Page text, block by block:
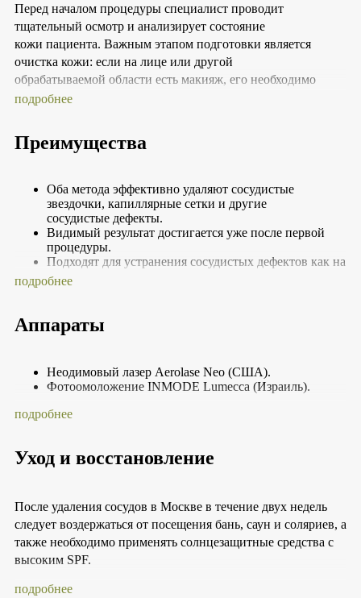
Перед началом процедуры специалист проводит
тщательный осмотр и анализирует состояние
кожи пациента. Важным этапом подготовки является
очистка кожи: если на лице или другой
обрабатываемой области есть макияж, его необходимо
смыть. Затем кожу обрабатывают антисептическим
Длительность процедуры зависит от размера и количества
минут. После выполнения манипуляции на коже может
появиться легкое покраснение или отечность, которые
обычно проходят в течение нескольких дней. Необходимо
ограничить воздействие ультрафиолетовых лучей и
применять солнцезащитные средства для защиты
обработанных участков.
подробнее
Преимущества
Оба метода эффективно удаляют сосудистые
звездочки, капиллярные сетки и другие
сосудистые дефекты.
Видимый результат достигается уже после первой
процедуры.
Подходят для устранения сосудистых дефектов как на
лице, шее, декольте, так и на
патологий: купероз, розацеа,
гемангиомы, телеангиоэктазии.
Аппараты сертифицированы и соответствуют
мировым стандартам безопасности.
Помимо удаления сосудов, процедуры улучшают
общее состояние кожи,
настроены для работы с
Обе методики предлагают безопасное и эффективное
решение для удаления сосудистых дефектов в Москве, с
дополнительным косметическим улучшением состояния
кожи.
подробнее
Аппараты
Неодимовый лазер Aerolase Neo (США).
Фотоомоложение INMODE Lumecca (Израиль).
подробнее
Уход и восстановление
После удаления сосудов в Москве в течение двух недель
следует воздержаться от посещения бань, саун и соляриев, а
также необходимо применять солнцезащитные средства с
высоким SPF.
подробнее